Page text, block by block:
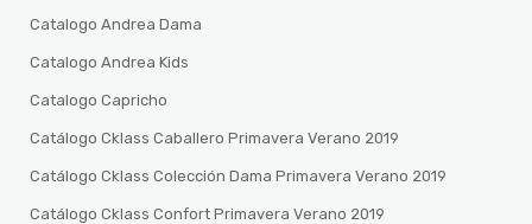
Catalogo Andrea Dama
Catalogo Andrea Kids
Catalogo Capricho
Catálogo Cklass Caballero Primavera Verano 2019
Catálogo Cklass Colección Dama Primavera Verano 2019
Catálogo Cklass Confort Primavera Verano 2019